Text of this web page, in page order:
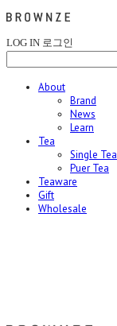
LOG IN 로그인
About
Brand
News
Learn
Tea
Single Tea
Puer Tea
Teaware
Gift
Wholesale